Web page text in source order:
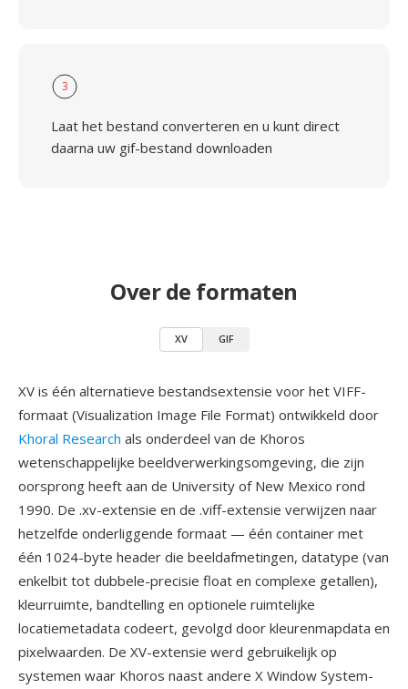
3
Laat het bestand converteren en u kunt direct
daarna uw gif-bestand downloaden
Over de formaten
XV GIF
XV is één alternatieve bestandsextensie voor het VIFF-
formaat (Visualization Image File Format) ontwikkeld door
Khoral Research als onderdeel van de Khoros
wetenschappelijke beeldverwerkingsomgeving, die zijn
oorsprong heeft aan de University of New Mexico rond
1990. De .xv-extensie en de .viff-extensie verwijzen naar
hetzelfde onderliggende formaat — één container met
één 1024-byte header die beeldafmetingen, datatype (van
enkelbit tot dubbele-precisie float en complexe getallen),
kleurruimte, bandtelling en optionele ruimtelijke
locatiemetadata codeert, gevolgd door kleurenmapdata en
pixelwaarden. De XV-extensie werd gebruikelijk op
systemen waar Khoros naast andere X Window System-